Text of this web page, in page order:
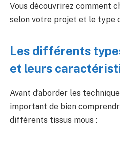
Vous découvrirez comment
selon votre projet et le type
Les différents
et leurs
Avant d’aborder les
important de bien
différents tissus mous :